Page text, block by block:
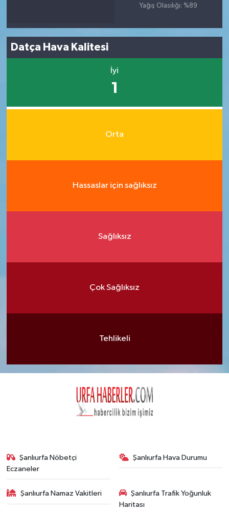
Yağış Olasılığı: %89
Datça Hava Kalitesi
İyi
1
Orta
Hassaslar için sağlıksız
Sağlıksız
Çok Sağlıksız
Tehlikeli
Şanlıurfa Nöbetçi
Eczaneler
Şanlıurfa Hava Durumu
Şanlıurfa Namaz Vakitleri
Şanlıurfa Trafik Yoğunluk
Haritası